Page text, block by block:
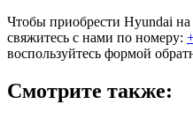
Чтобы приобрести Hyundai на
свяжитесь с нами по номеру:
воспользуйтесь формой
Смотрите также: